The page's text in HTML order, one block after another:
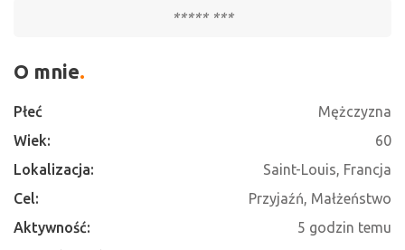
***** ***
O mnie
Płeć
Mężczyzna
Wiek:
60
Lokalizacja:
Saint-Louis, Francja
Cel:
Przyjaźń, Małżeństwo
Aktywność:
5 godzin temu